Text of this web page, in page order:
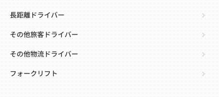
長距離ドライバー
その他旅客ドライバー
その他物流ドライバー
フォークリフト